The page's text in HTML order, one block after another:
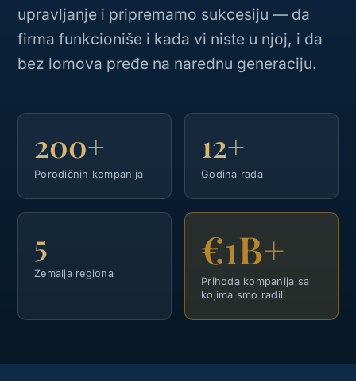
upravljanje i pripremamo sukcesiju — da
firma funkcioniše i kada vi niste u njoj, i da
bez lomova pređe na narednu generaciju.
200+
Porodičnih kompanija
12+
Godina rada
5
Zemalja regiona €1B+
Prihoda kompanija sa
kojima smo radili